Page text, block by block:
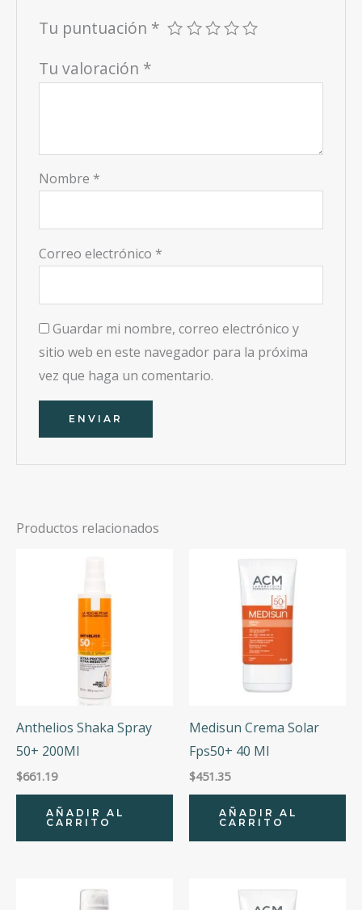
Tu puntuación *
Tu valoración *
Nombre *
Correo electrónico *
Guardar mi nombre, correo electrónico y
sitio web en este navegador para la próxima
vez que haga un comentario.
Productos relacionados
Anthelios Shaka Spray
50+ 200Ml
$661.19
AÑADIR AL
CARRITO
Medisun Crema Solar
Fps50+ 40 Ml
$451.35
AÑADIR AL
CARRITO